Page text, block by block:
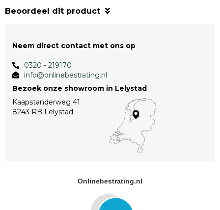
Beoordeel dit product
Neem direct contact met ons op
0320 - 219170
info@onlinebestrating.nl
Bezoek onze showroom in Lelystad
Kaapstanderweg 41
8243 RB Lelystad
Onlinebestrating.nl